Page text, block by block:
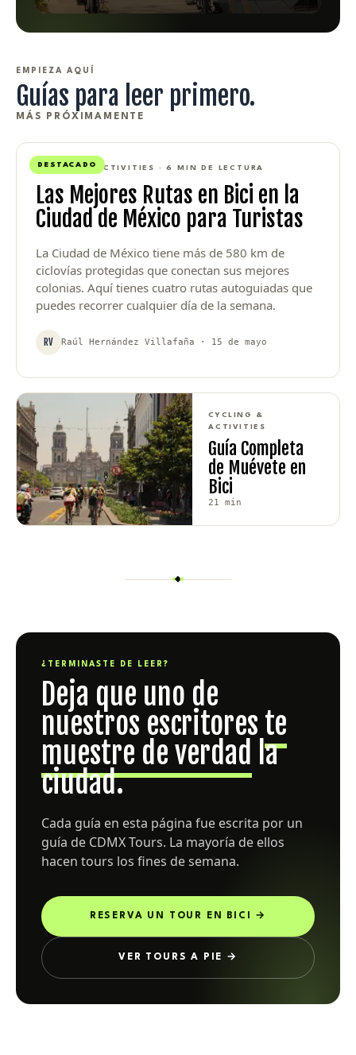
EMPIEZA AQUÍ
Guías para leer primero.
MÁS PRÓXIMAMENTE
DESTACADO
CYCLING & ACTIVITIES · 6 MIN DE LECTURA
Las Mejores Rutas en Bici en la
Ciudad de México para Turistas
La Ciudad de México tiene más de 580 km de
ciclovías protegidas que conectan sus mejores
colonias. Aquí tienes cuatro rutas autoguiadas que
puedes recorrer cualquier día de la semana.
RV Raúl Hernández Villafaña · 15 de mayo
CYCLING &
ACTIVITIES
Guía Completa
de Muévete en
Bici
21 min
¿TERMINASTE DE LEER?
Deja que uno de
nuestros escritores te
muestre de verdad la
ciudad.
Cada guía en esta página fue escrita por un
guía de CDMX Tours. La mayoría de ellos
hacen tours los fines de semana.
RESERVA UN TOUR EN BICI →
VER TOURS A PIE →